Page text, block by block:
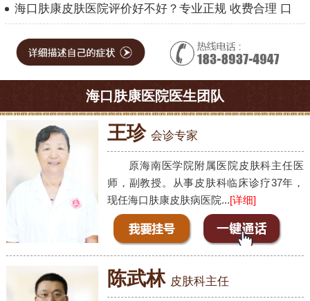
海口肤康皮肤医院评价好不好？专业正规 收费合理 口
海口肤康医院医生团队
王珍 会诊专家
原海南医学院附属医院皮肤科主任医
师，副教授。从事皮肤科临床诊疗37年，
现任海口肤康皮肤病医院...[详细]
陈武林 皮肤科主任